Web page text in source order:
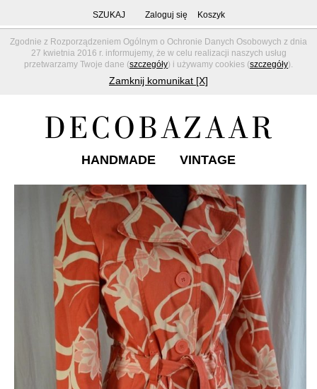
Zgodnie z Rozporządzeniem Ogólnym o Ochronie Danych Osobowych z dnia
27 kwietnia 2016 r. informujemy, że w celu realizacji naszych usług
przetwarzamy Twoje dane (szczegóły) i używamy cookies (szczegóły).
Zamknij komunikat [X]
SZUKAJ Zaloguj się Koszyk
HANDMADE VINTAGE